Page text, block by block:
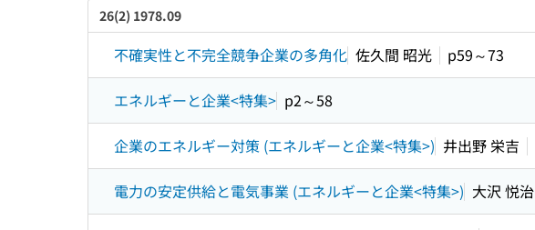
26(2) 1978.09
不確実性と不完全競争企業の多角化 佐久間 昭光 p59～73
エネルギーと企業<特集> p2～58
企業のエネルギー対策 (エネルギーと企業<特集>) 井出野 栄吉
電力の安定供給と電気事業 (エネルギーと企業<特集>) 大沢 悦治